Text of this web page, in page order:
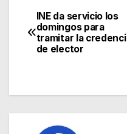
INE da servicio los
domingos para
tramitar la
de elector